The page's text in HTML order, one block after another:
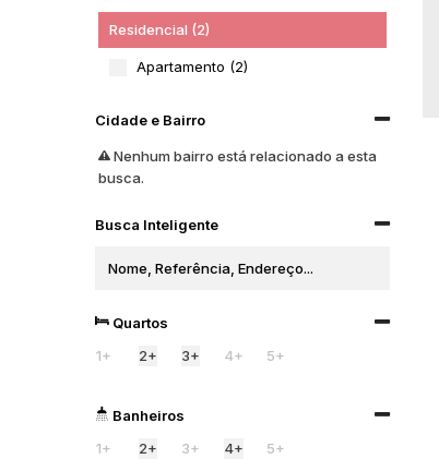
Residencial (2)
Apartamento (2)
Cidade e Bairro
Nenhum bairro está relacionado a esta
busca.
Busca Inteligente
Quartos
1+
2+ 3+ 4+ 5+
Banheiros
1+
2+ 3+ 4+ 5+